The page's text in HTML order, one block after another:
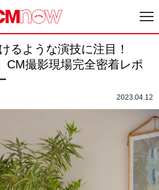
るような演技に注目！
CM撮影現場完全密着レポ
2023.04.12